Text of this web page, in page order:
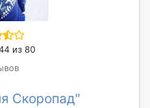
из 80
Скоропад"